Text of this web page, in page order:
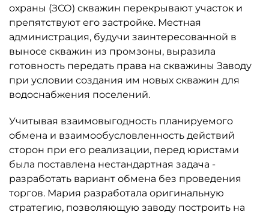
охраны (ЗСО) скважин перекрывают участок и
препятствуют его застройке. Местная
администрация, будучи заинтересованной в
выносе скважин из промзоны, выразила
готовность передать права на скважины Заводу
при условии создания им новых скважин для
водоснабжения поселений.
Учитывая взаимовыгодность планируемого
обмена и взаимообусловленность действий
сторон при его реализации, перед юристами
была поставлена нестандартная задача -
разработать вариант обмена без проведения
торгов. Мария разработала оригинальную
стратегию, позволяющую заводу построить на